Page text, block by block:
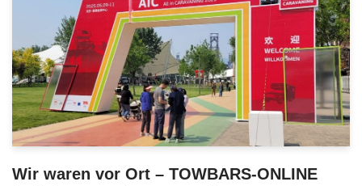
Wir waren vor Ort – TOWBARS-ONLINE